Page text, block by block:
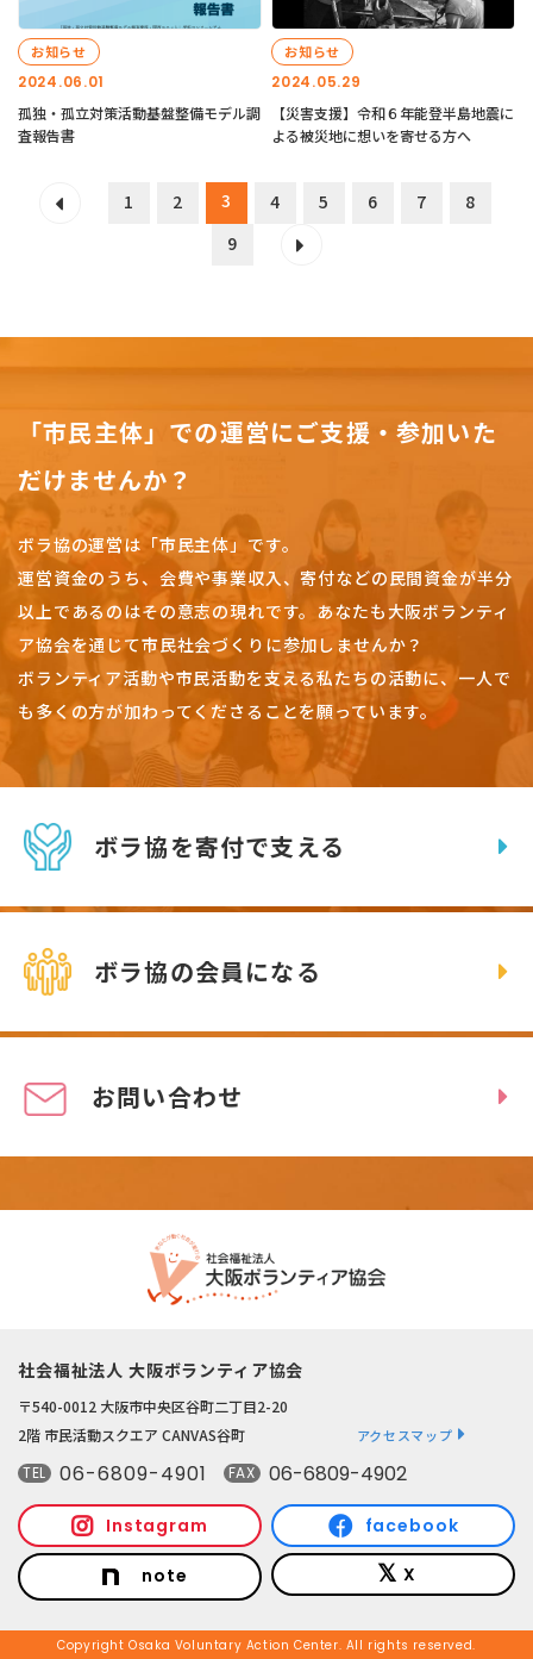
2024.06.01
お知らせ
孤独・孤立対策活動基盤整備モデル調
査報告書
2024.05.29
お知らせ
【災害支援】令和６年能登半島地震に
よる被災地に想いを寄せる方へ
1 2 3 4 5 6 7
8
9
「市民主体」での運営にご支援・参加いた
だけませんか？
ボラ協の運営は「市民主体」です。
運営資金のうち、会費や事業収入、寄付などの民間資金が半分
以上であるのはその意志の現れです。 あなたも大阪ボランティ
ア協会を通じて市民社会づくりに参加しませんか？
ボランティア活動や市民活動を支える私たちの活動に、一人で
も多くの方が加わってくださることを願っています。
ボラ協を寄付で支える
ボラ協の会員になる
お問い合わせ
社会福祉法人 大阪ボランティア協会
〒540-0012 大阪市中央区谷町二丁目2-20
2階 市民活動スクエア CANVAS谷町
アクセスマップ
TEL 06-6809-4901 FAX 06-6809-4902
Instagram facebook
note X
Copyright Osaka Voluntary Action Center. All rights reserved.